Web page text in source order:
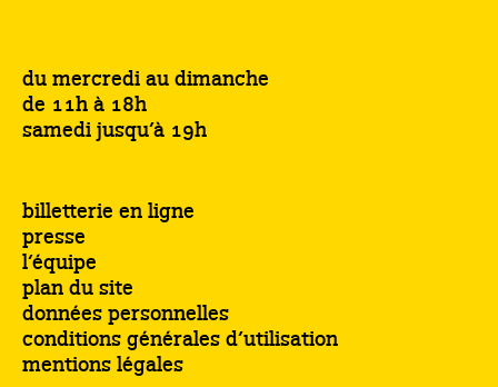
du mercredi au dimanche
de 11h à 18h
samedi jusqu’à 19h
billetterie en ligne
presse
l’équipe
plan du site
données personnelles
conditions générales d’utilisation
mentions légales